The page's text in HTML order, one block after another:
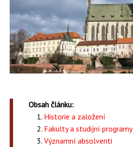
Obsah článku:
Historie a založení
Fakulty a studijní programy
Významní absolventi